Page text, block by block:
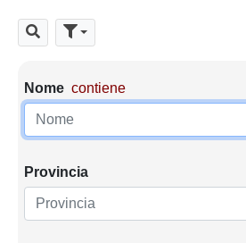
CercaParametri di ricerca
Nome contiene
Provincia
Provincia